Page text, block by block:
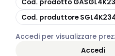
copia
Cod. produttore
Accedi per visualizzare
Accedi